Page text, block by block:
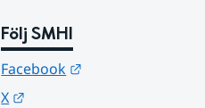
Följ SMHI
Facebook
X